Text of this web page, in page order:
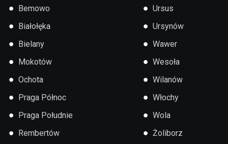
● Bemowo
● Białołęka
● Bielany
● Mokotów
● Ochota
● Praga Północ
● Praga Południe
● Rembertów
● Ursus
● Ursynów
● Wawer
● Wesoła
● Wilanów
● Włochy
● Wola
● Żoliborz